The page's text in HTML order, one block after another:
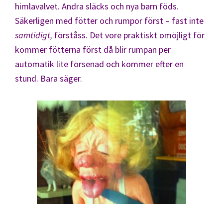
himlavalvet. Andra släcks och nya barn föds.
Säkerligen med fötter och rumpor först – fast inte
samtidigt, förståss. Det vore praktiskt omöjligt för
kommer fötterna först då blir rumpan per
automatik lite försenad och kommer efter en
stund. Bara säger.